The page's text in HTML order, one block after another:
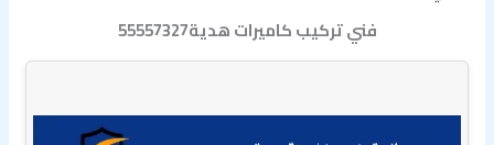
فني تركيب كاميرات هدية55557327